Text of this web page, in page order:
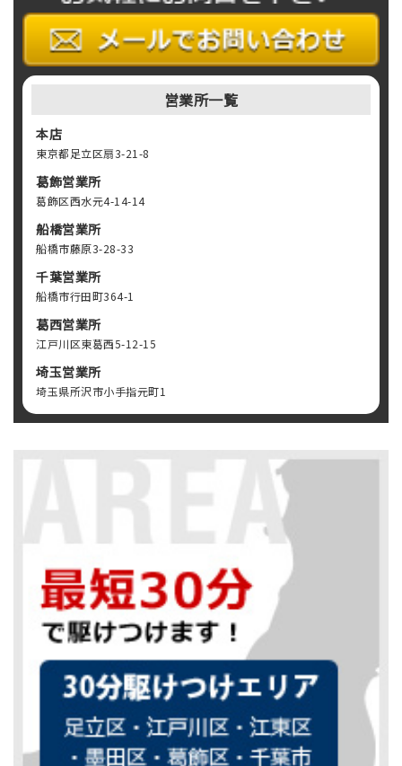
営業所一覧
本店
東京都足立区扇3-21-8
葛飾営業所
葛飾区西水元4-14-14
船橋営業所
船橋市藤原3-28-33
千葉営業所
船橋市行田町364-1
葛西営業所
江戸川区東葛西5-12-15
埼玉営業所
埼玉県所沢市小手指元町1